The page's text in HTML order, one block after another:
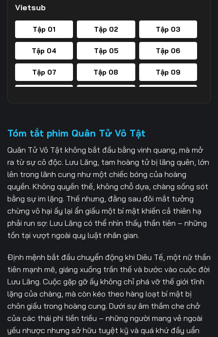
Vietsub
Tập 01 Tập 02 Tập 03
Tập 04 Tập 05 Tập 06
Tập 07 Tập 08 Tập 09
Tập 16
Tóm tắt phim Quân Tử Vô Tật
Quân Tử Vô Tật không bắt đầu bằng vinh quang, mà mở
ra từ sự cô độc. Lưu Lăng, tam hoàng tử bị lãng quên, lớn
lên trong lãnh cung như một chiếc bóng của hoàng
quyền. Không quyền thế, không chỗ dựa, chàng sống sót
bằng sự im lặng. Thế nhưng, đằng sau đôi mắt tưởng
chừng vô hại ấy lại ẩn giấu một bí mật khiến cả thiên hạ
phải run sợ: Lưu Lăng có thể nhìn thấy thần tiên – những
tồn tại vượt ngoài quy luật nhân gian.
Định mệnh bắt đầu chuyển động khi Diêu Tế, một nữ thần
tiên mạnh mẽ, giáng xuống trần thế và bước vào cuộc đời
Lưu Lăng. Cuộc gặp gỡ ấy không chỉ phá vỡ thế giới tĩnh
lặng của chàng, mà còn kéo theo hàng loạt bí mật bị
chôn giấu trong hoàng cung. Dưới sự âm thầm che chở
của các thái phi tiền triều – những người mang vẻ ngoài
yếu nhược nhưng sở hữu tuyệt kỹ và quá khứ đầy uẩn